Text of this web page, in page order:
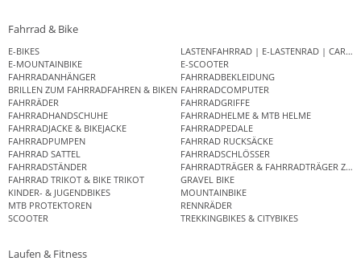
Fahrrad & Bike
E-BIKES
LASTENFAHRRAD | E-LASTENRAD |
E-MOUNTAINBIKE
E-SCOOTER
FAHRRADANHÄNGER
FAHRRADBEKLEIDUNG
BRILLEN ZUM FAHRRADFAHREN & BIKEN FAHRRADCOMPUTER
FAHRRÄDER
FAHRRADGRIFFE
FAHRRADHANDSCHUHE
FAHRRADHELME & MTB HELME
FAHRRADJACKE & BIKEJACKE
FAHRRADPEDALE
FAHRRADPUMPEN
FAHRRAD RUCKSÄCKE
FAHRRAD SATTEL
FAHRRADSCHLÖSSER
FAHRRADSTÄNDER
FAHRRADTRÄGER & FAHRRADTRÄGER
FAHRRAD TRIKOT & BIKE TRIKOT
GRAVEL BIKE
KINDER- & JUGENDBIKES
MOUNTAINBIKE
MTB PROTEKTOREN
RENNRÄDER
SCOOTER
TREKKINGBIKES & CITYBIKES
Laufen & Fitness